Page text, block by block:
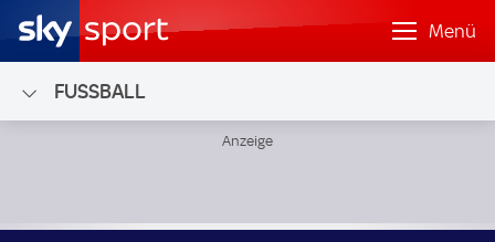
Menü
FUSSBALL